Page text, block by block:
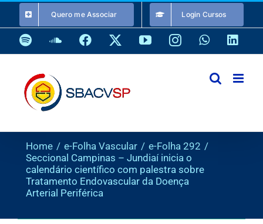
o
conteúdo
Quero me Associar Login Cursos
SpotifySoundCloud
Facebook YouTubeInstagramWhatsApp
Home e-Folha Vascular
e-Folha 292
Seccional Campinas – Jundiaí inicia o
calendário científico com palestra sobre
Tratamento Endovascular da Doença
Arterial Periférica